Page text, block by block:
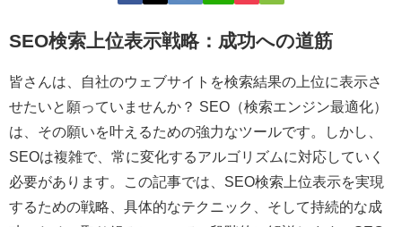
SEO検索上位表示戦略：成功への道筋
皆さんは、自社のウェブサイトを検索結果の上位に表示さ
せたいと願っていませんか？ SEO（検索エンジン最適化）
は、その願いを叶えるための強力なツールです。しかし、
SEOは複雑で、常に変化するアルゴリズムに対応していく
必要があります。この記事では、SEO検索上位表示を実現
するための戦略、具体的なテクニック、そして持続的な成